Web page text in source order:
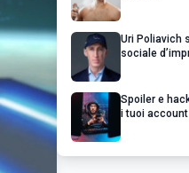
Uri Poliavich
sociale
Spoiler e
i tuoi